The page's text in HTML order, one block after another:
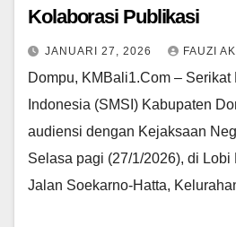
Kolaborasi Publikasi
JANUARI 27, 2026 FAUZI
Dompu, KMBali1.Com – Serikat
Indonesia (SMSI) Kabupaten
audiensi dengan Kejaksaan
Selasa pagi (27/1/2026), di Lobi
Jalan Soekarno-Hatta,